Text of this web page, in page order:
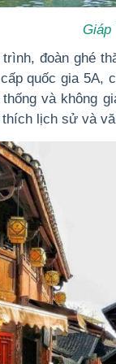
Giáp
trình, đoàn ghé
quốc gia 5A,
và không
lịch sử và